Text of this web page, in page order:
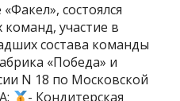
состоялся
участие в
состава команды
«Победа» и
N 18 по Московской
- Кондитерская